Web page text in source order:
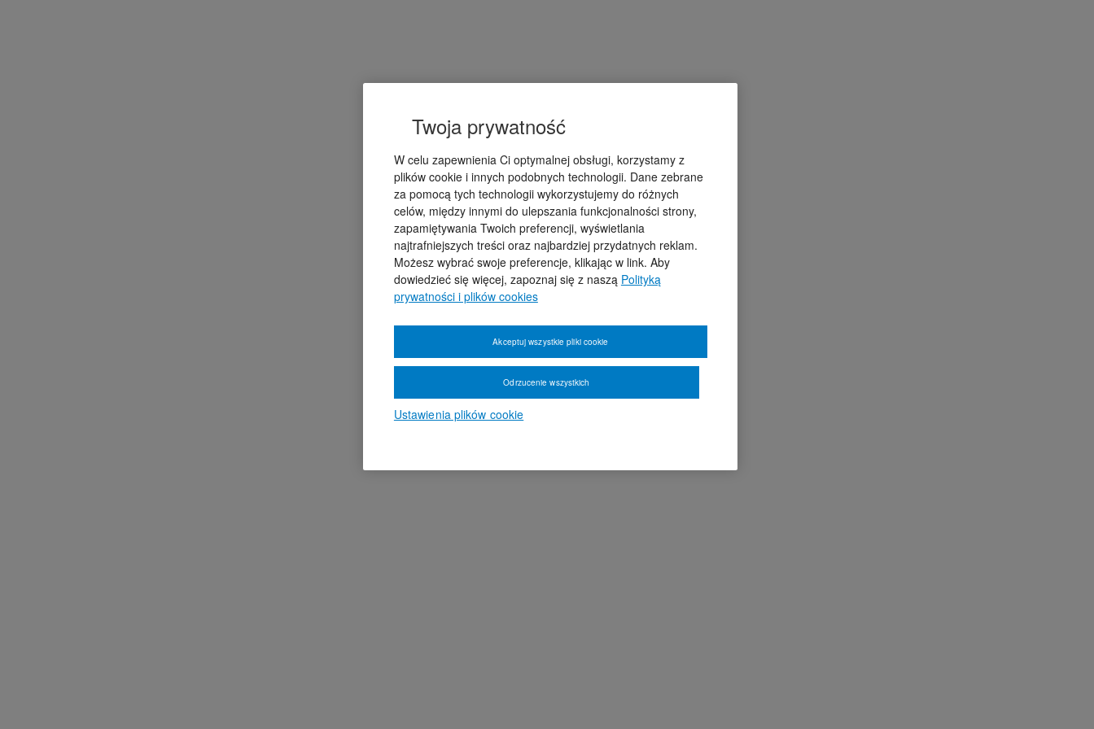
Twoja prywatność
W celu zapewnienia Ci optymalnej obsługi, korzystamy z
plików cookie i innych podobnych technologii. Dane zebrane
za pomocą tych technologii wykorzystujemy do różnych
celów, między innymi do ulepszania funkcjonalności strony,
zapamiętywania Twoich preferencji, wyświetlania
najtrafniejszych treści oraz najbardziej przydatnych reklam.
Możesz wybrać swoje preferencje, klikając w link. Aby
dowiedzieć się więcej, zapoznaj się z naszą Polityką
prywatności i plików cookies
Ustawienia plików cookie
Odrzucenie wszystkich
Akceptuj wszystkie pliki cookie